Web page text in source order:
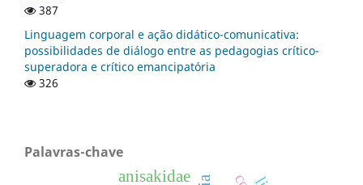
387
Linguagem corporal e ação didático-comunicativa:
possibilidades de diálogo entre as pedagogias crítico-
superadora e crítico emancipatória
326
Palavras-chave
anisakidae